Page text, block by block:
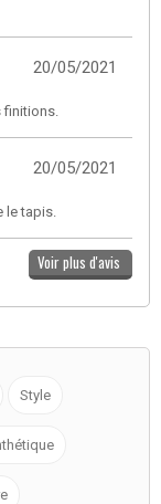
20/05/2021
20/05/2021
le tapis.
Voir plus d'avis
Style